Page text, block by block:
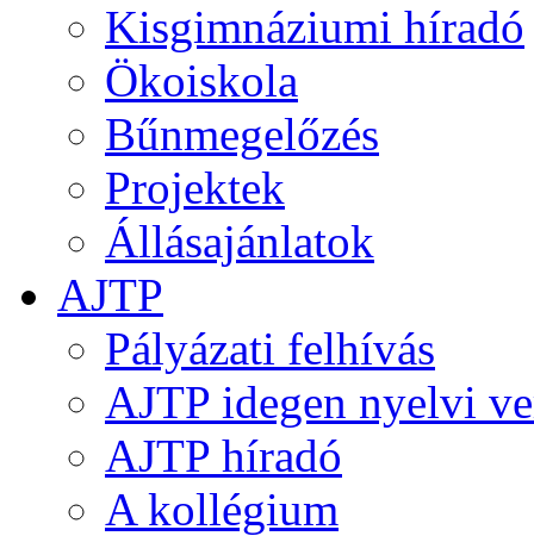
Kisgimnáziumi híradó
Ökoiskola
Bűnmegelőzés
Projektek
Állásajánlatok
AJTP
Pályázati felhívás
AJTP idegen nyelvi
AJTP híradó
A kollégium